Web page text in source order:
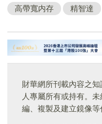
高帶寬内存 精智達
財華網所刊載內容之
人專屬所有或持有。
編、複製及建立鏡像等